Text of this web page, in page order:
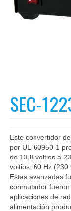
SEC-
Este convertidor
por UL-60950-1
de 13,8 voltios a
voltios, 60 Hz (230
Estas avanzadas
conmutador
aplicaciones de
alimentación